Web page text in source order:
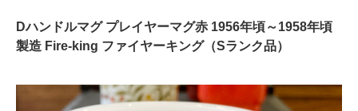
Dハンドルマグ プレイヤーマグ赤 1956年頃～1958年頃
製造 Fire-king ファイヤーキング（Sランク品）